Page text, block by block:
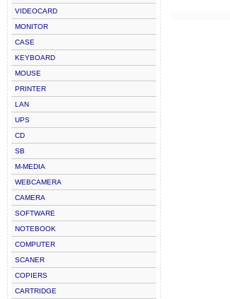
VIDEOCARD
MONITOR
CASE
KEYBOARD
MOUSE
PRINTER
LAN
UPS
CD
SB
M-MEDIA
WEBCAMERA
CAMERA
SOFTWARE
NOTEBOOK
COMPUTER
SCANER
COPIERS
CARTRIDGE